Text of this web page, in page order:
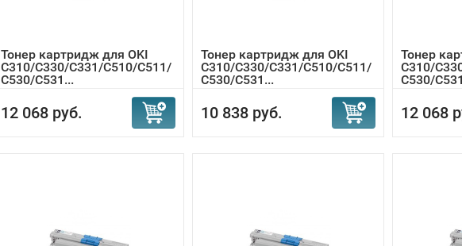
Тонер картридж для OKI
C310/C330/C331/C510/C511/
C530/C531...
12 068 руб.
Тонер картридж для OKI
C310/C330/C331/C510/C511/
C530/C531...
10 838 руб.
Тонер
C310/
C530/
12 068